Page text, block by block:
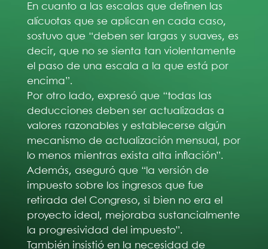
En cuanto a las escalas que definen las
alícuotas que se aplican en cada caso,
sostuvo que “deben ser largas y suaves, es
decir, que no se sienta tan violentamente
el paso de una escala a la que está por
encima”.
Por otro lado, expresó que “todas las
deducciones deben ser actualizadas a
valores razonables y establecerse algún
mecanismo de actualización mensual, por
lo menos mientras exista alta inflación”.
Además, aseguró que “la versión de
impuesto sobre los ingresos que fue
retirada del Congreso, si bien no era el
proyecto ideal, mejoraba sustancialmente
la progresividad del impuesto”.
También insistió en la necesidad de